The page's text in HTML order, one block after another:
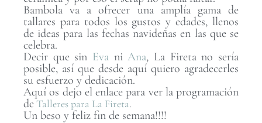
Bambola va a ofrecer una amplía gama de
tallares para todos los gustos y edades, llenos
de ideas para las fechas navideñas en las que se
celebra.
Decir que sin Eva niAna, La Fireta no sería
posible, así que desde aquí quiero agradecerles
su esfuerzo y dedicación.
Aquí os dejo el enlace para ver la programación
deTalleres para La Fireta.
Un beso y feliz fin de semana!!!!